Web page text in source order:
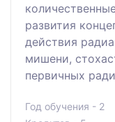
развития
действия
мишени,
первичных
Год обучения - 2